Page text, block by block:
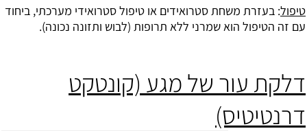
טיפול: בעזרת משחת סטרואידים או טיפול סטרואידי מערכתי, ביחוד
עם זה הטיפול הוא שמרני ללא תרופות (לבוש ותזונה נכונה).
דלקת עור של מגע (קונטקט
דרנטיטיס)